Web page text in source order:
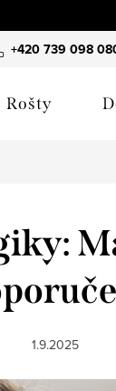
+420 739 098
spolupráce - hotely
Rošty
1.9.2025